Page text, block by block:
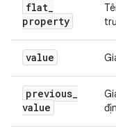
flat_
property
value
previous_
value